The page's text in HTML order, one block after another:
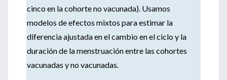
cinco en la cohorte no vacunada). Usamos
modelos de efectos mixtos para estimar la
diferencia ajustada en el cambio en el ciclo y la
duración de la menstruación entre las cohortes
vacunadas y no vacunadas.